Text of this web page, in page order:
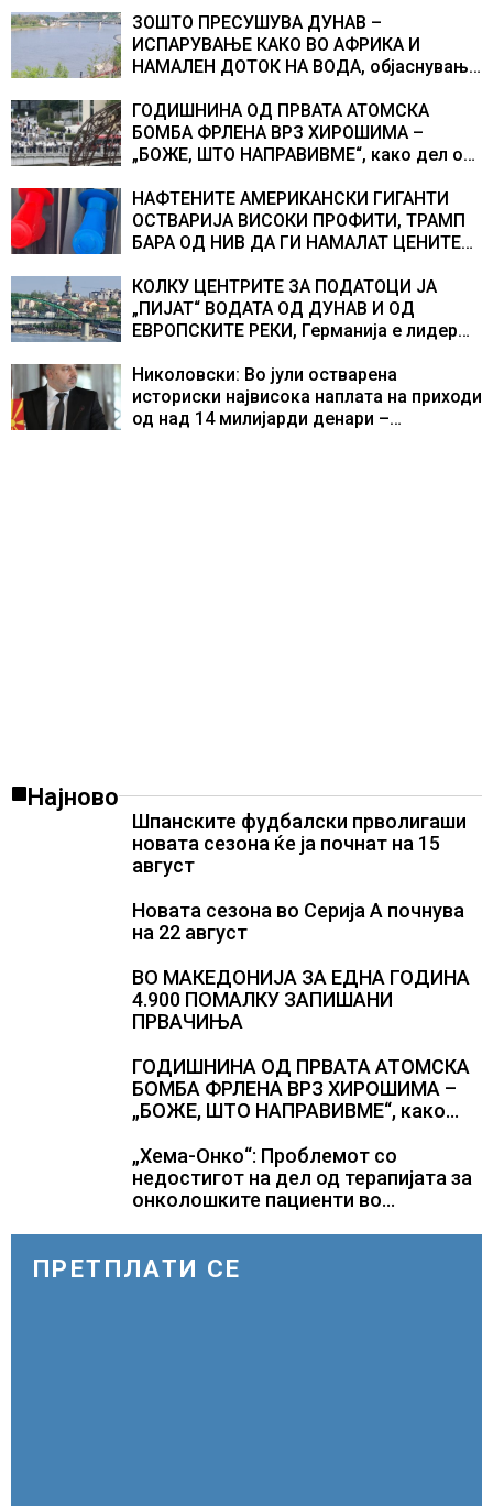
ЗОШТО ПРЕСУШУВА ДУНАВ –
ИСПАРУВАЊЕ КАКО ВО АФРИКА И
НАМАЛЕН ДОТОК НА ВОДА, објаснување
ГОДИШНИНА ОД ПРВАТА АТОМСКА
БОМБА ФРЛЕНА ВРЗ ХИРОШИМА –
„БОЖЕ, ШТО НАПРАВИВМЕ“, како дел од
учесниците во бомбардирањето го
доживуваа овој настан што го промени
текот на историјата
НАФТЕНИТЕ АМЕРИКАНСКИ ГИГАНТИ
ОСТВАРИЈА ВИСОКИ ПРОФИТИ, ТРАМП
БАРА ОД НИВ ДА ГИ НАМАЛАТ ЦЕНИТЕ
КОЛКУ ЦЕНТРИТЕ ЗА ПОДАТОЦИ ЈА
„ПИЈАТ“ ВОДАТА ОД ДУНАВ И ОД
ЕВРОПСКИТЕ РЕКИ, Германија е лидер
центри за податоци
Николовски: Во јули остварена
историски највисока наплата на приходи
од над 14 милијарди денари –
Најново
Шпанските фудбалски прволигаши
новата сезона ќе ја почнат на 15
август
Новата сезона во Серија А почнува
на 22 август
ВО МАКЕДОНИЈА ЗА ЕДНА ГОДИНА
4.900 ПОМАЛКУ ЗАПИШАНИ
ПРВАЧИЊА
ГОДИШНИНА ОД ПРВАТА АТОМСКА
БОМБА ФРЛЕНА ВРЗ ХИРОШИМА –
„БОЖЕ, ШТО НАПРАВИВМЕ“, како
Геј“ и учесниците во
бомбардирањето го доживуваа овој
настан што го промени текот на
„Хема-Онко“: Проблемот со
недостигот на дел од терапијата за
онколошките пациенти во
ПРЕТПЛАТИ СЕ